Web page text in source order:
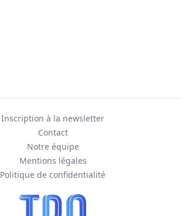
Inscription à la newsletter
Contact
Notre équipe
Mentions légales
Politique de confidentialité